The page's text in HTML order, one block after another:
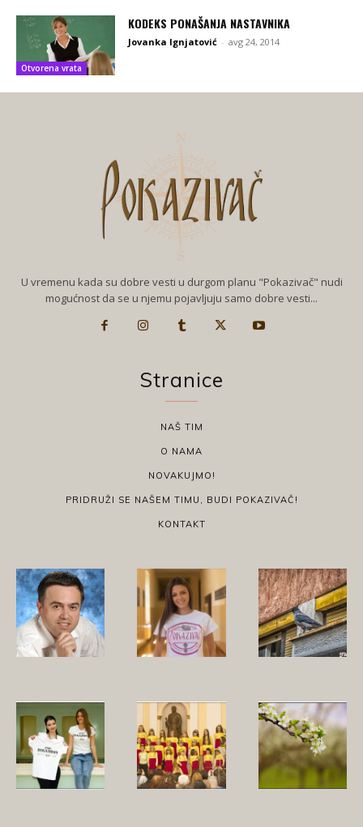
Otvorena vrata
KODEKS PONAŠANJA NASTAVNIKA
Jovanka Ignjatović - avg 24, 2014
U vremenu kada su dobre vesti u durgom planu "Pokazivač" nudi
mogućnost da se u njemu pojavljuju samo dobre vesti...
Stranice
NAŠ TIM
O NAMA
NOVAKUJMO!
PRIDRUŽI SE NAŠEM TIMU, BUDI POKAZIVAČ!
KONTAKT